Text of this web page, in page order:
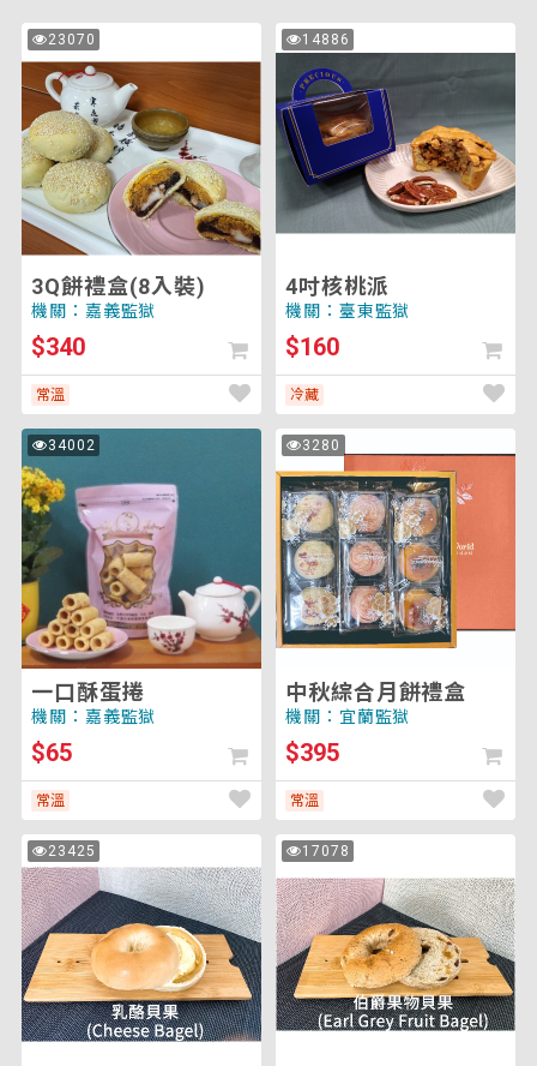
更
選
項
後
將
重
新
載
入
頁
面
以
套
用
排
序)
23070
次
瀏
覽
3Q
餅
禮
盒
(8
入
裝)
3Q餅禮盒(8入裝)
機關：嘉義監獄
$340
常溫
14886
次
覽
4
核
桃
派
4吋核桃派
機關：臺東監獄
$160
冷藏
34002
次
瀏
覽
一
口
酥
蛋
捲
一口酥蛋捲
機關：嘉義監獄
$65
常溫
3280
次
瀏
覽
中
秋
綜
合
月
餅
禮
盒
中秋綜合月餅禮盒
機關：宜蘭監獄
$395
常溫
23425
次
瀏
覽
乳
酪
貝
果
17078
次
瀏
覽
伯
爵
果
物
貝
果